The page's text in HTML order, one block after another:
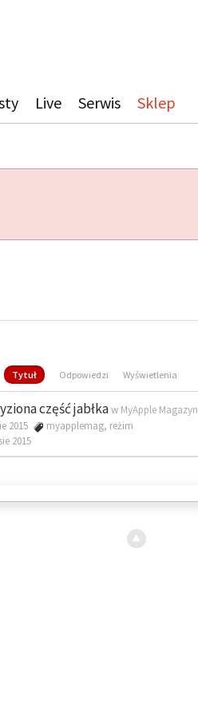
Live Serwis Sklep
Tytuł Odpowiedzi Wyświetlenia
część jabłkaw MyApple Magazyn
2015
myapplemag, reżim
2015